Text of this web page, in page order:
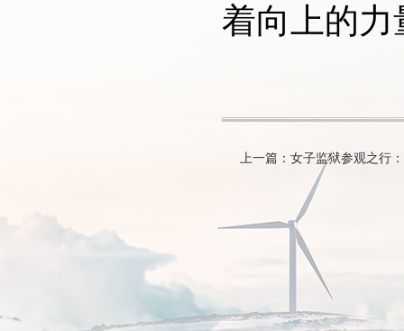
着向上的力
上一篇：女子监狱参观之行